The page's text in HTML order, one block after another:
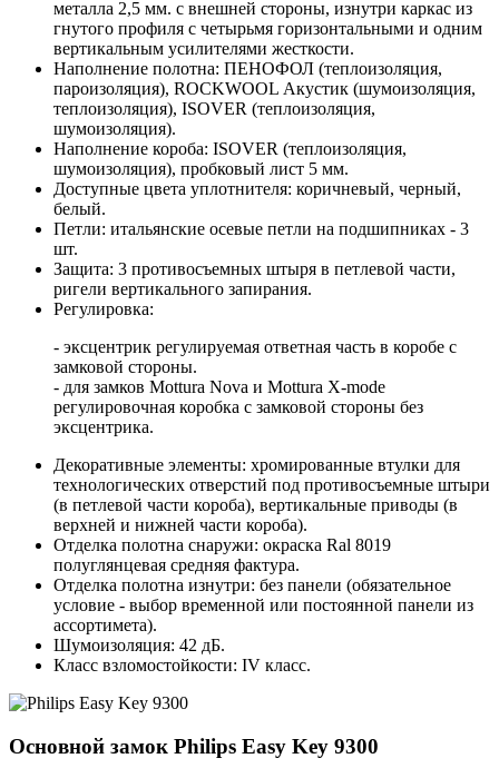
металла 2,5 мм. с внешней стороны, изнутри каркас из
гнутого профиля с четырьмя горизонтальными и одним
вертикальным усилителями жесткости.
Наполнение полотна: ПЕНОФОЛ (теплоизоляция,
пароизоляция), ROCKWOOL Акустик (шумоизоляция,
теплоизоляция), ISOVER (теплоизоляция,
шумоизоляция).
Наполнение короба: ISOVER (теплоизоляция,
шумоизоляция), пробковый лист 5 мм.
Доступные цвета уплотнителя: коричневый, черный,
белый.
Петли: итальянские осевые петли на подшипниках - 3
шт.
Защита: 3 противосъемных штыря в петлевой части,
ригели вертикального запирания.
Регулировка:
- эксцентрик регулируемая ответная часть в коробе с
замковой стороны.
- для замков Mottura Nova и Mottura X-mode
регулировочная коробка с замковой стороны без
эксцентрика.
Декоративные элементы: хромированные втулки для
технологических отверстий под противосъемные штыри
(в петлевой части короба), вертикальные приводы (в
верхней и нижней части короба).
Отделка полотна снаружи: окраска Ral 8019
полуглянцевая средняя фактура.
Отделка полотна изнутри: без панели (обязательное
условие - выбор временной или постоянной панели из
ассортимета).
Шумоизоляция: 42 дБ.
Класс взломостойкости: IV класс.
Основной замок Philips Easy Key 9300